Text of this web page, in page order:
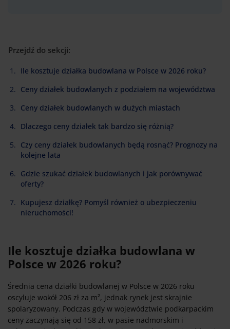
Przejdź do sekcji:
Ile kosztuje działka budowlana w Polsce w 2026 roku?
Ceny działek budowlanych z podziałem na województwa
Ceny działek budowlanych w dużych miastach
Dlaczego ceny działek tak bardzo się różnią?
Czy ceny działek budowlanych będą rosnąć? Prognozy na
kolejne lata
Gdzie szukać działek budowlanych i jak porównywać
oferty?
Kupujesz działkę? Pomyśl również o ubezpieczeniu
nieruchomości!
Ile kosztuje działka budowlana w
Polsce w 2026 roku?
Średnia cena działki budowlanej w Polsce w 2026 roku
oscyluje wokół 206 zł za m², jednak rynek jest skrajnie
spolaryzowany. Podczas gdy w województwie podkarpackim
ceny zaczynają się od 158 zł, w pasie nadmorskim i